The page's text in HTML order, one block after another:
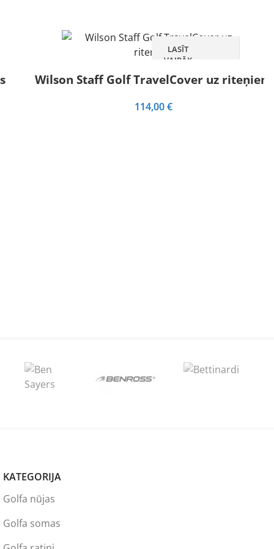
LASĪT
VAIRĀK
Wilson Staff Golf TravelCover uz riteņiem
114,00€
KATEGORIJA
Golfa nūjas
Golfa somas